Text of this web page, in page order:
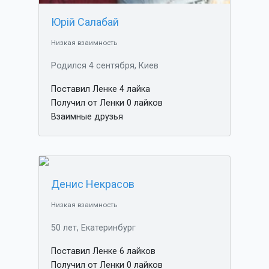
Юрій Салабай
Низкая взаимность
Родился 4 сентября, Киев
Поставил Ленке 4 лайка
Получил от Ленки 0 лайков
Взаимные друзья
Денис Некрасов
Низкая взаимность
50 лет, Екатеринбург
Поставил Ленке 6 лайков
Получил от Ленки 0 лайков